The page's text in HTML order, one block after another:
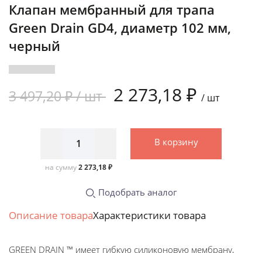
Клапан мембранный для трапа
Green Drain GD4, диаметр 102 мм,
черный
3 497,20 ₽ /шт 2 273,18 ₽ / шт
на сумму2 273,18 ₽
В корзину
Подобрать аналог
Описание товараХарактеристики товара
GREEN DRAIN ™ имеет гибкую силиконовую мембрану,